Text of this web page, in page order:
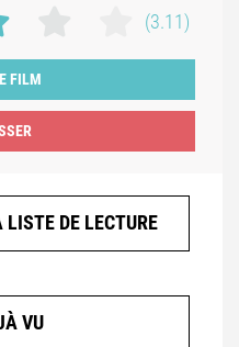
(3.11)
FILM
DE LECTURE
VU